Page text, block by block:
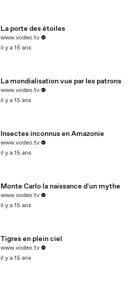
La porte des étoiles
www.vodeo.tv
il y a 15 ans
La mondialisation vue par les patrons
www.vodeo.tv
il y a 15 ans
Insectes inconnus en Amazonie
www.vodeo.tv
il y a 15 ans
Monte Carlo la naissance d'un mythe
www.vodeo.tv
il y a 15 ans
Tigres en plein ciel
www.vodeo.tv
il y a 15 ans